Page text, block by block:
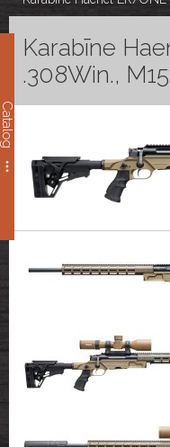
Catalog
Karabīne
.308Win.,